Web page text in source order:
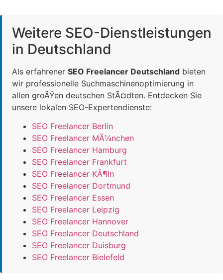
Weitere SEO-Dienstleistungen
in Deutschland
Als erfahrener SEO Freelancer Deutschland bieten
wir professionelle Suchmaschinenoptimierung in
allen groÃŸen deutschen StÃ¤dten. Entdecken Sie
unsere lokalen SEO-Expertendienste:
SEO Freelancer Berlin
SEO Freelancer MÃ¼nchen
SEO Freelancer Hamburg
SEO Freelancer Frankfurt
SEO Freelancer KÃ¶ln
SEO Freelancer Dortmund
SEO Freelancer Essen
SEO Freelancer Leipzig
SEO Freelancer Hannover
SEO Freelancer Deutschland
SEO Freelancer Duisburg
SEO Freelancer Bielefeld